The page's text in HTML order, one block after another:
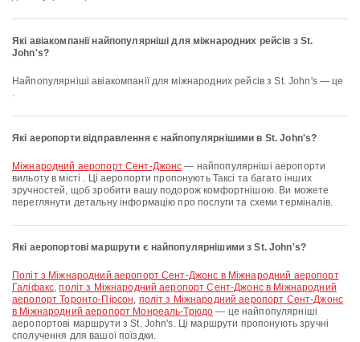
Які авіакомпанії найпопулярніші для міжнародних рейсів з St.
John's?
Найпопулярніші авіакомпанії для міжнародних рейсів з St. John's — це
.
Які аеропорти відправлення є найпопулярнішими в St. John's?
Міжнародний аеропорт Сент-Джонс — найпопулярніші аеропорти
вильоту в місті . Ці аеропорти пропонують Таксі та багато інших
зручностей, щоб зробити вашу подорож комфортнішою. Ви можете
переглянути детальну інформацію про послуги та схеми терміналів.
Які аеропортові маршрути є найпопулярнішими з St. John's?
політ з Міжнародний аеропорт Сент-Джонс в Міжнародний аеропорт
Галіфакс,політ з Міжнародний аеропорт Сент-Джонс в Міжнародний
аеропорт Торонто-Пірсон, політ з Міжнародний аеропорт Сент-Джонс
в Міжнародний аеропорт Монреаль-Трюдо — це найпопулярніші
аеропортові маршрути з St. John's. Ці маршрути пропонують зручні
сполучення для вашої поїздки.